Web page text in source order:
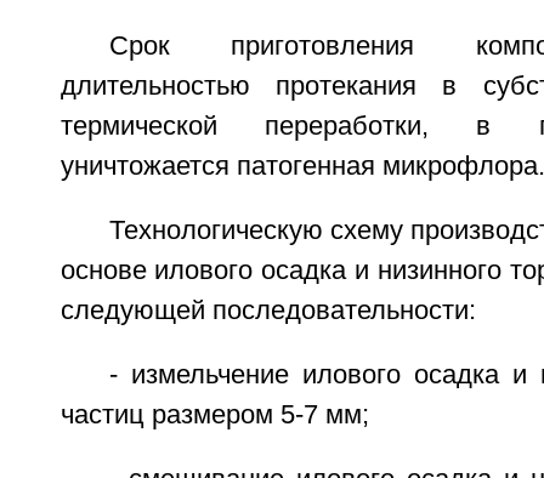
Срок приготовления
длительностью протекания в
термической переработки, в
уничтожается патогенная микрофлора.
Технологическую схему
основе илового осадка и низинного
следующей последовательности:
- измельчение илового осадка и
частиц размером 5-7 мм;